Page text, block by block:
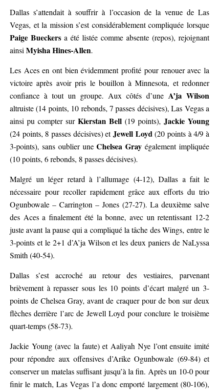
Dallas s’attendait à souffrir à l’occasion de la venue de Las
Vegas, et la mission s’est considérablement compliquée lorsque
Paige Bueckers a été listée comme absente (repos), rejoignant
ainsiMyisha Hines-Allen.
Les Aces en ont bien évidemment profité pour renouer avec la
victoire après avoir pris le bouillon à Minnesota, et redonner
confiance à tout un groupe. Aux côtés d’une A’ja Wilson
altruiste (14 points, 10 rebonds, 7 passes décisives), Las Vegas a
ainsi pu compter sur Kierstan Bell (19 points), Jackie Young
(24 points, 8 passes décisives) etJewell Loyd(20 points à 4/9 à
3-points), sans oublier uneChelsea Gray également impliquée
(10 points, 6 rebonds, 8 passes décisives).
Malgré un léger retard à l’allumage (4-12), Dallas a fait le
nécessaire pour recoller rapidement grâce aux efforts du trio
Ogunbowale – Carrington – Jones (27-27). La deuxième salve
des Aces a finalement été la bonne, avec un retentissant 12-2
juste avant la pause qui a compliqué la tâche des Wings, entre le
3-points et le 2+1 d’A’ja Wilson et les deux paniers de NaLyssa
Smith (40-54).
Dallas s’est accroché au retour des vestiaires, parvenant
brièvement à repasser sous les 10 points d’écart malgré un 3-
points de Chelsea Gray, avant de craquer pour de bon sur deux
flèches derrière l’arc de Jewell Loyd pour conclure le troisième
quart-temps (58-73).
Jackie Young (avec la faute) et Aaliyah Nye l’ont ensuite imité
pour répondre aux offensives d’Arike Ogunbowale (69-84) et
conserver un matelas suffisant jusqu’à la fin. Après un 10-0 pour
finir le match, Las Vegas l’a donc emporté largement (80-106),